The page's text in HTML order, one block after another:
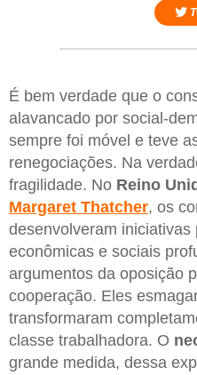
É bem verdade que o
alavancado por social-
sempre foi móvel e teve
renegociações. Na
fragilidade. No Reino
Margaret Thatcher, os
desenvolveram iniciativas
econômicas e sociais
argumentos da oposição
cooperação. Eles
transformaram
classe trabalhadora. O
grande medida, dessa